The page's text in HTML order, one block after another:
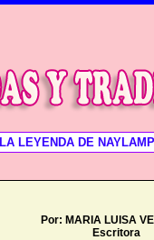
LA LEYENDA DE NAYLAMP
Por: MARIA LUISA
Escritora